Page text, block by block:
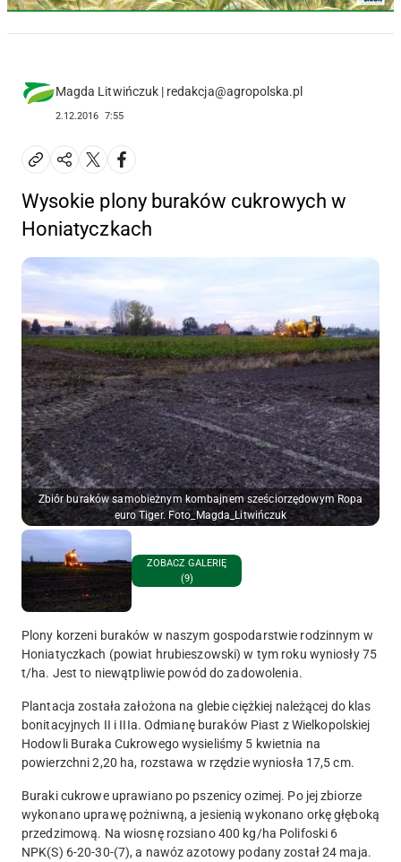
Magda Litwińczuk | redakcja@agropolska.pl
2.12.2016 7:55
Wysokie plony buraków cukrowych w
Honiatyczkach
Zbiór buraków samobieżnym kombajnem sześciorzędowym Ropa
euro Tiger. Foto_Magda_Litwińczuk
ZOBACZ GALERIĘ
(9)
Plony korzeni buraków w naszym gospodarstwie rodzinnym w
Honiatyczkach (powiat hrubieszowski) w tym roku wyniosły 75
t/ha. Jest to niewątpliwie powód do zadowolenia.
Plantacja została założona na glebie ciężkiej należącej do klas
bonitacyjnych II i IIIa. Odmianę buraków Piast z Wielkopolskiej
Hodowli Buraka Cukrowego wysieliśmy 5 kwietnia na
powierzchni 2,20 ha, rozstawa w rzędzie wyniosła 17,5 cm.
Buraki cukrowe uprawiano po pszenicy ozimej. Po jej zbiorze
wykonano uprawę pożniwną, a jesienią wykonano orkę głęboką
przedzimową. Na wiosnę rozsiano 400 kg/ha Polifoski 6
NPK(S) 6-20-30-(7), a nawóz azotowy podany został 24 maja.